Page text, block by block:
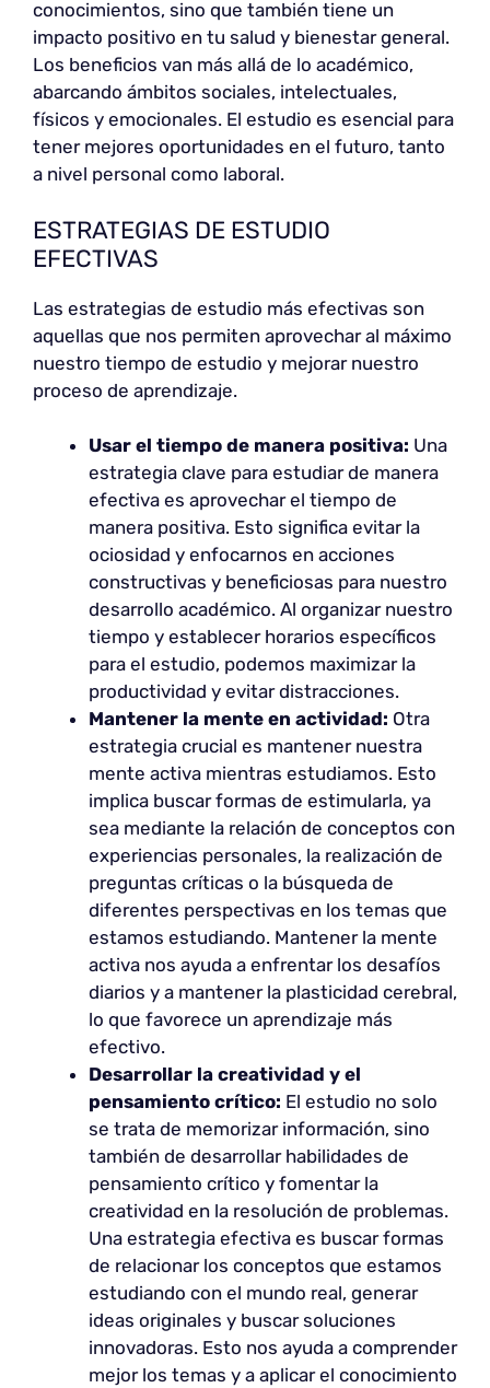
conocimientos, sino que también tiene un
impacto positivo en tu salud y bienestar general.
Los beneficios van más allá de lo académico,
abarcando ámbitos sociales, intelectuales,
físicos y emocionales. El estudio es esencial para
tener mejores oportunidades en el futuro, tanto
a nivel personal como laboral.
ESTRATEGIAS DE ESTUDIO
EFECTIVAS
Las estrategias de estudio más efectivas son
aquellas que nos permiten aprovechar al máximo
nuestro tiempo de estudio y mejorar nuestro
proceso de aprendizaje.
Usar el tiempo de manera positiva: Una
estrategia clave para estudiar de manera
efectiva es aprovechar el tiempo de
manera positiva. Esto significa evitar la
ociosidad y enfocarnos en acciones
constructivas y beneficiosas para nuestro
desarrollo académico. Al organizar nuestro
tiempo y establecer horarios específicos
para el estudio, podemos maximizar la
productividad y evitar distracciones.
Mantener la mente en actividad: Otra
estrategia crucial es mantener nuestra
mente activa mientras estudiamos. Esto
implica buscar formas de estimularla, ya
sea mediante la relación de conceptos con
experiencias personales, la realización de
preguntas críticas o la búsqueda de
diferentes perspectivas en los temas que
estamos estudiando. Mantener la mente
activa nos ayuda a enfrentar los desafíos
diarios y a mantener la plasticidad cerebral,
lo que favorece un aprendizaje más
efectivo.
Desarrollar la creatividad y el
pensamiento crítico: El estudio no solo
se trata de memorizar información, sino
también de desarrollar habilidades de
pensamiento crítico y fomentar la
creatividad en la resolución de problemas.
Una estrategia efectiva es buscar formas
de relacionar los conceptos que estamos
estudiando con el mundo real, generar
ideas originales y buscar soluciones
innovadoras. Esto nos ayuda a comprender
mejor los temas y a aplicar el conocimiento